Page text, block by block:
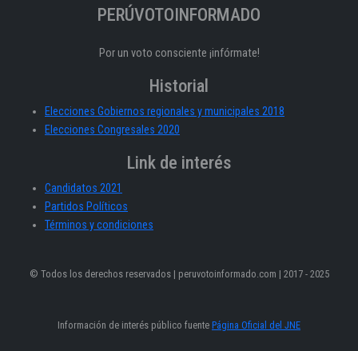
PERÚVOTOINFORMADO
Por un voto consciente ¡infórmate!
Historial
Elecciones Gobiernos regionales y municipales 2018
Elecciones Congresales 2020
Link de interés
Candidatos 2021
Partidos Políticos
Términos y condiciones
© Todos los derechos reservados | peruvotoinformado.com | 2017 - 2025
Información de interés público fuente Página Oficial del JNE